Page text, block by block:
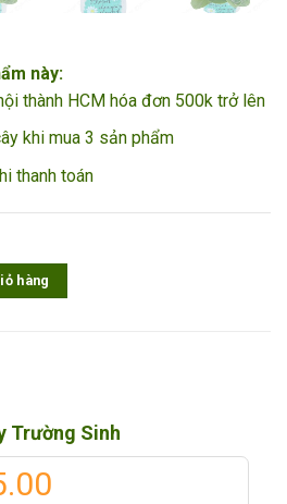
này:
thành HCM hóa đơn 500k trở lên
khi mua 3 sản phẩm
thanh toán
hàng
Trường Sinh